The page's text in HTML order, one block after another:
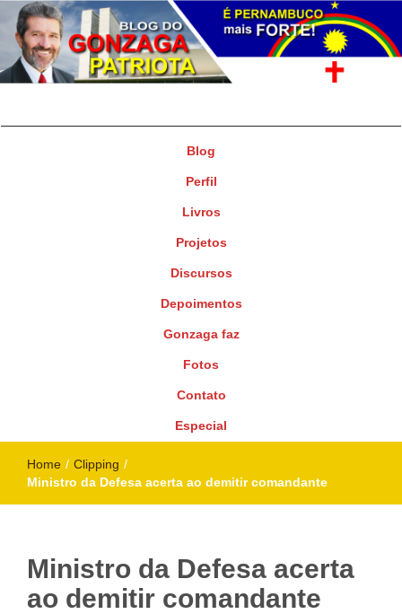
Blog
Perfil
Livros
Projetos
Discursos
Depoimentos
Gonzaga faz
Fotos
Contato
Especial
Home / Clipping /
Ministro da Defesa acerta ao demitir comandante
Ministro da Defesa acerta
ao demitir comandante